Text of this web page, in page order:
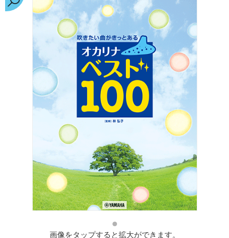
画像をタップすると拡大ができます。